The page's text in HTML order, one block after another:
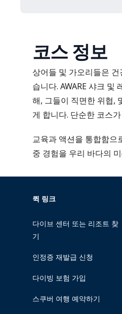
코스 정보
상어들 및 가오리들은
습니다. AWARE 샤크 및
해, 그들이 직면한 위협,
게 합니다. 단순한 코스
교육과 액션을 통합함으
중 경험을 우리 바다의
퀵 링크
다이브 센터 또는 리조트 찾
기
인정증 재발급 신청
다이빙 보험 가입
스쿠버 여행 예약하기